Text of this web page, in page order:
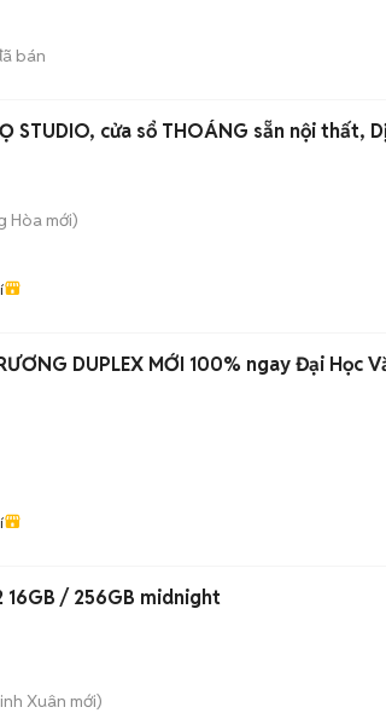
bán
STUDIO, cửa sổ THOÁNG sẵn nội thất,
Hòa mới)
DUPLEX MỚI 100% ngay Đại Học
/ 256GB midnight
Xuân mới)